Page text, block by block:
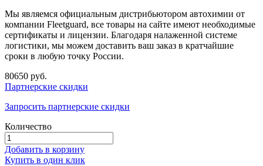
Мы являемся официальным дистрибьютором автохимии от
компании Fleetguard, все товары на сайте имеют необходимые
сертификаты и лицензии. Благодаря налаженной системе
логистики, мы можем доставить ваш заказ в кратчайшие
сроки в любую точку России.
80650 руб.
Партнерские скидки
Запросить партнерские скидки
Количество
Добавить в корзину
Купить в один клик